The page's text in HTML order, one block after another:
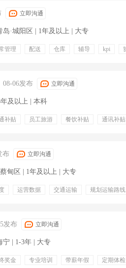
立即沟通
岛·城阳区 | 1年及以上 | 大专
管理 配送 仓库 辅导 kpi
08-06发布 立即沟通
及以上 | 本科
补贴 员工旅游 餐饮补贴 通讯补贴
布 立即沟通
甸区 | 1年及以上 | 大专
运营数据 交通运输 规划运输路线
发布 立即沟通
宁 | 1-3年 | 大专
奖金 专业培训 带薪年假 定期体检